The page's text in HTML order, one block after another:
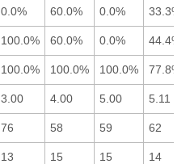
0.0% 60.0% 0.0% 33.3%
100.0% 60.0% 0.0% 44.4%
100.0% 100.0% 100.0% 77.8%
3.00 4.00 5.00 5.11
76 58 59 62
13 15 15 14